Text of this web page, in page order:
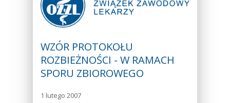
WZÓR PROTOKOŁU
ROZBIEŻNOŚCI - W RAMACH
SPORU ZBIOROWEGO
1 lutego 2007